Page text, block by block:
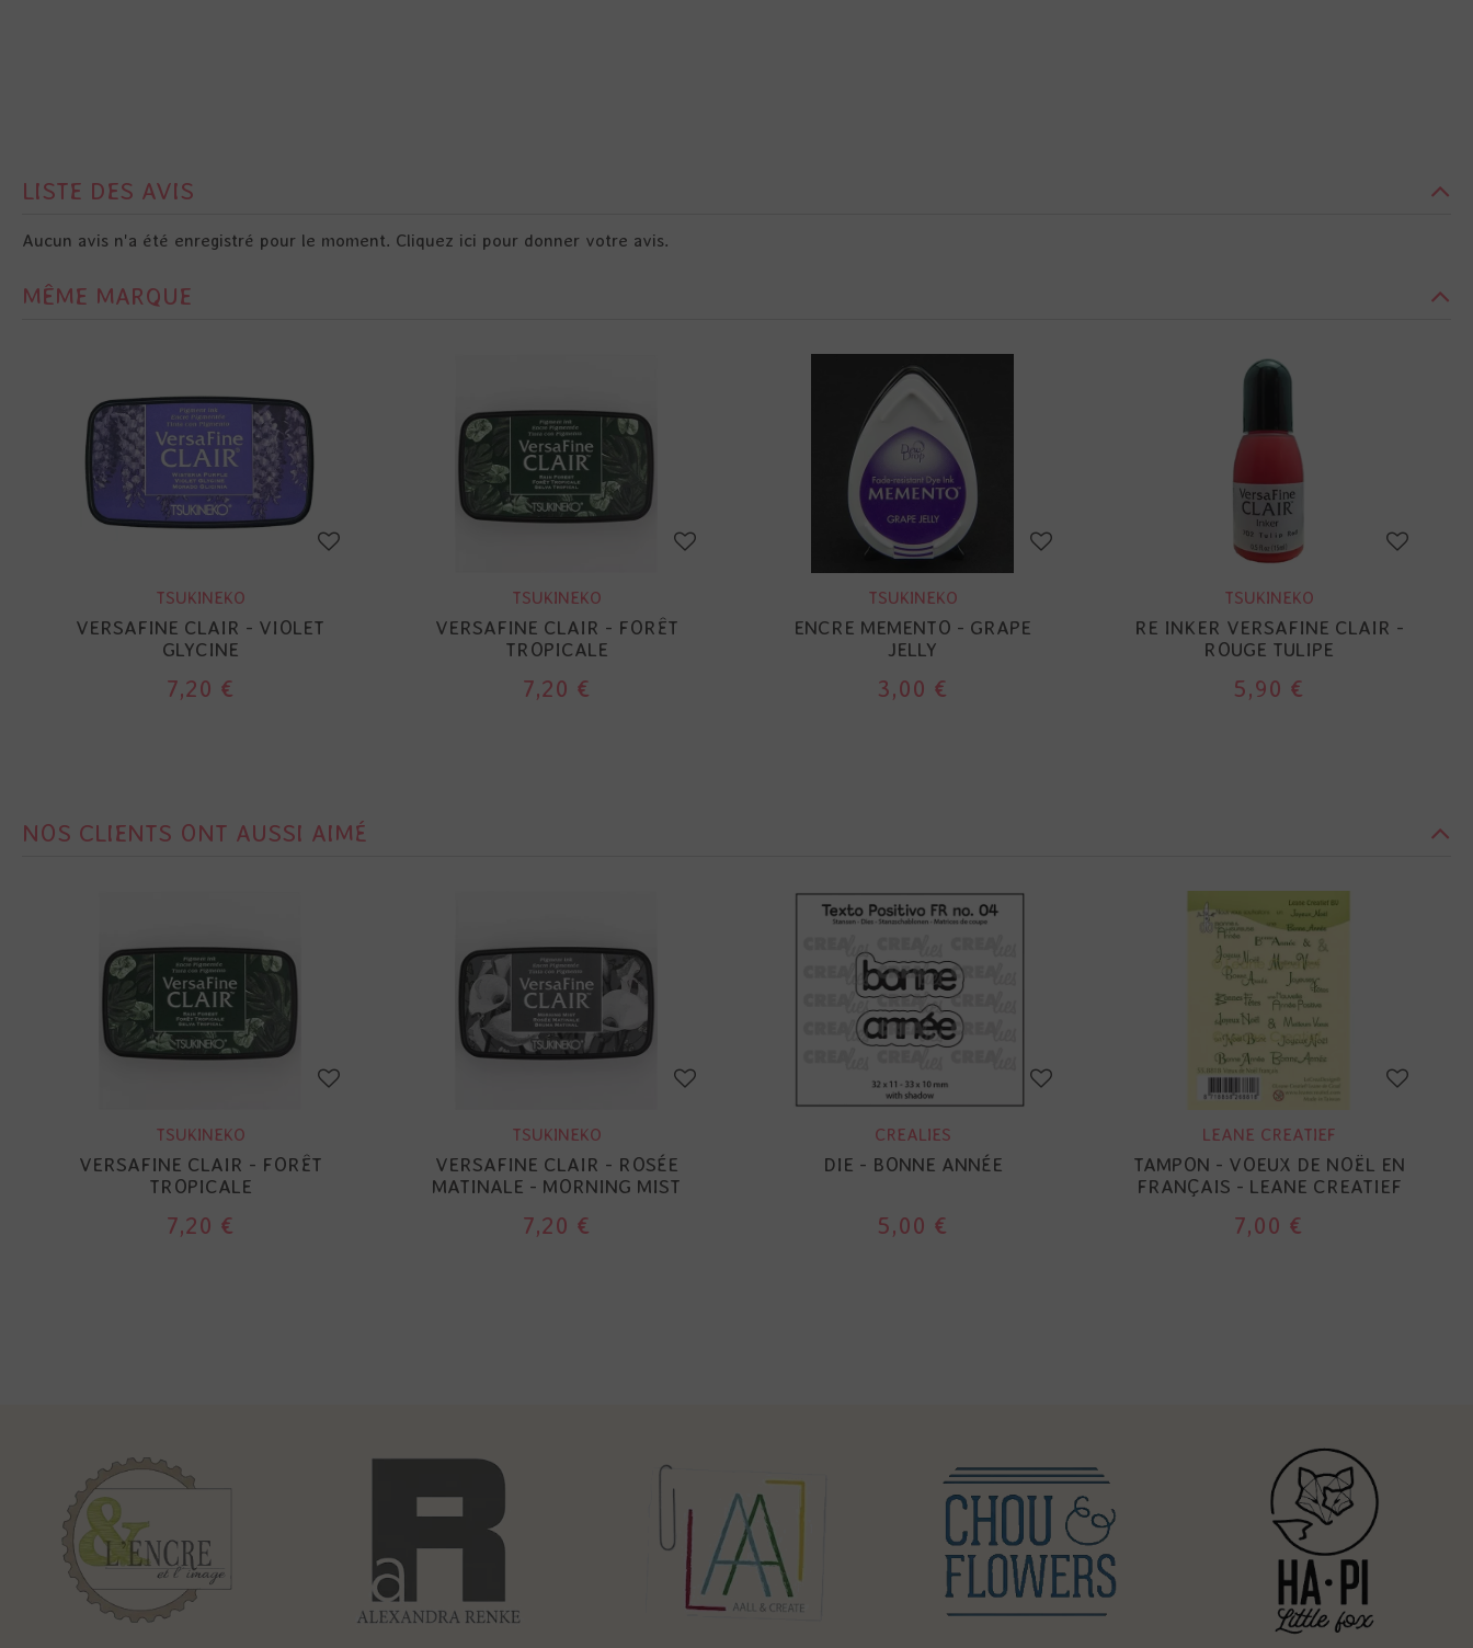
LISTE DES AVIS
Aucun avis n'a été enregistré pour le moment. Cliquez ici pour donner votre avis.
MÊME MARQUE
TSUKINEKO
VERSAFINE CLAIR - VIOLET
GLYCINE
7,20 €
TSUKINEKO
VERSAFINE CLAIR - FORÊT
TROPICALE
7,20 €
TSUKINEKO
ENCRE MEMENTO - GRAPE
JELLY
3,00 €
TSUKINEKO
RE INKER VERSAFINE CLAIR -
ROUGE TULIPE
5,90 €
NOS CLIENTS ONT AUSSI AIMÉ
TSUKINEKO
VERSAFINE CLAIR - FORÊT
TROPICALE
7,20 €
TSUKINEKO
VERSAFINE CLAIR - ROSÉE
MATINALE - MORNING MIST
7,20 €
CREALIES
DIE - BONNE ANNÉE
5,00 €
LEANE CREATIEF
TAMPON - VOEUX DE NOËL EN
FRANÇAIS - LEANE CREATIEF
7,00 €